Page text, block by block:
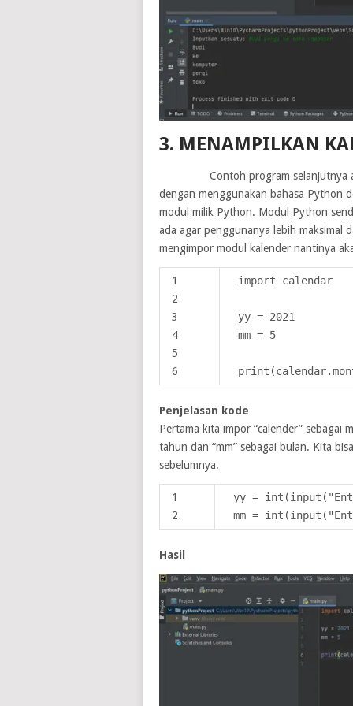
3. MENAMPILKAN
Contoh program selanjutnya
dengan menggunakan bahasa Python
modul milik Python. Modul Python
ada agar penggunanya lebih maksimal
mengimpor modul kalender nantinya
1
2
3
4
5
6
import calendar
yy = 2021
mm = 5
Penjelasan kode
Pertama kita impor “calender” sebagai
tahun dan “mm” sebagai bulan. Kita
sebelumnya.
1
2
yy =
mm =
Hasil